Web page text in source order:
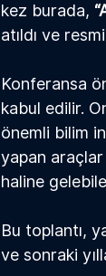
kez burada,
atıldı ve
Konferansa
kabul edilir.
önemli bilim
yapan
haline
Bu toplantı,
ve sonraki